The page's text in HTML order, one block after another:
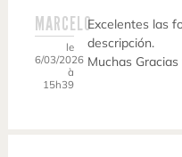
MARCELO
le
6/03/2026
à
15h39
Excelentes las
descripción.
Muchas